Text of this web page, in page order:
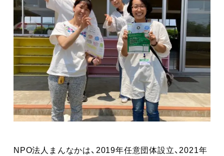
NPO法人まんなかは、2019年任意団体設立、2021年